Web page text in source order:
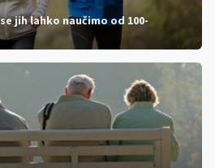
jih lahko naučimo od 100-